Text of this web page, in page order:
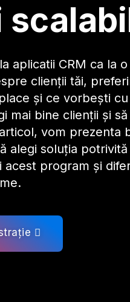
aplicatii CRM ca la
clienții tăi,
și ce vorbești
mai bine clienții și
vom prezenta
alegi soluția
acest program și